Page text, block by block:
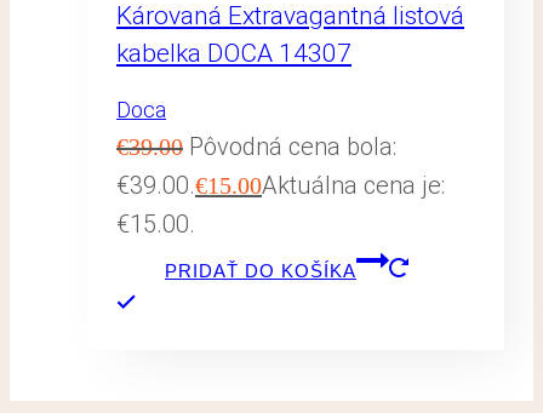
Károvaná Extravagantná listová
kabelka DOCA 14307
Doca
€39.00 Pôvodná cena bola:
€39.00.€15.00Aktuálna cena je:
€15.00.
PRIDAŤ DO KOŠÍKA